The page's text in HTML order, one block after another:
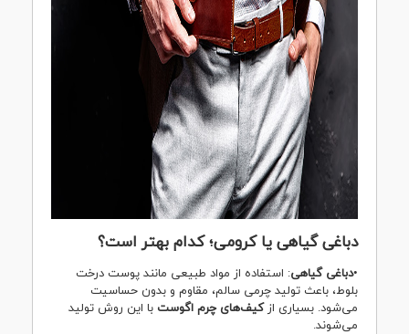
دباغی گیاهی یا کرومی؛ کدام بهتر است؟
•دباغی گیاهی: استفاده از مواد طبیعی مانند پوست درخت
بلوط، باعث تولید چرمی سالم، مقاوم و بدون حساسیت
می‌شود. بسیاری ازکیف‌های چرم اگوست با این روش تولید
می‌شوند.